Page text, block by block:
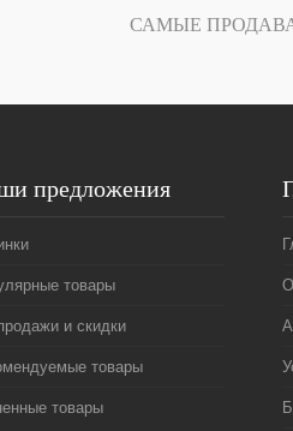
САМЫЕ
предложения
товары
и скидки
товары
товары